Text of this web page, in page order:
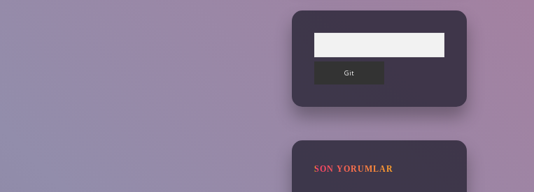
SON YORUMLAR